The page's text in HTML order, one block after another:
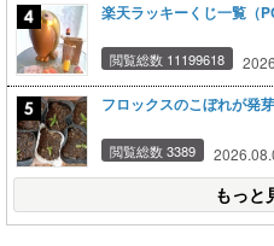
楽天ラッキーくじ一覧（
閲覧総数 11199618
フロックスのこぼれが発
閲覧総数 3389
もっと